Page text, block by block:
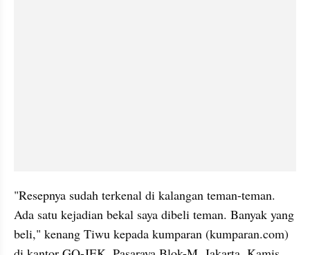
"Resepnya sudah terkenal di kalangan teman-teman.
Ada satu kejadian bekal saya dibeli teman. Banyak yang
beli," kenang Tiwu kepada kumparan (kumparan.com)